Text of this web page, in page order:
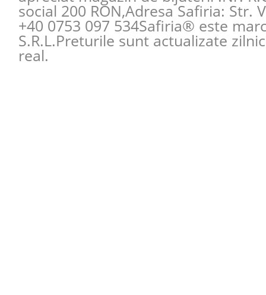
social 200 RON,Adresa Safiria: Str.
+40 0753 097 534Safiria® este
S.R.L.Preturile sunt actualizate
real.